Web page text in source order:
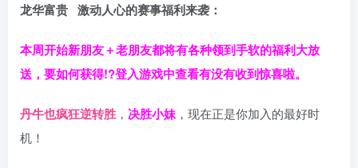
龙华富贵 激动人心的赛事福利来袭：
本周开始新朋友＋老朋友都将有各种领到手软的福利大放
送，要如何获得!?登入游戏中查看有没有收到惊喜啦。
丹牛也疯狂逆转胜 ， 决胜小妹 ，现在正是你加入的最好时
机！